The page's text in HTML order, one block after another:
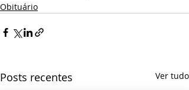
Obituário
Posts recentes Ver tudo